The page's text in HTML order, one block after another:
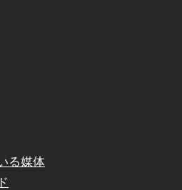
る媒体